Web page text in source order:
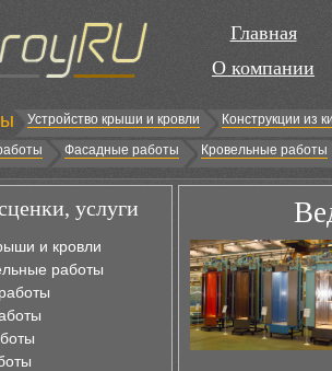
Главная
О компании
Устройство крыши и кровли
Конструкции из
Фасадные работы Кровельные работы
услуги
и кровли
работы